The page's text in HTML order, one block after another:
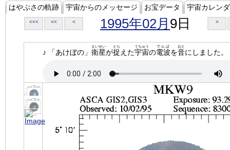
はやぶさの軌跡 宇宙からのメッセージ お宝データ 宇宙カレン
<<< << < 1995年02月 9日 >
♪ 「あけぼの」 衛星
えいせい
が捉
とら
えた宇宙
うちゅう
の電波
でんぱ
を音
おと
にしました。